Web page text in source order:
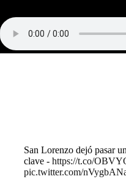
San Lorenzo dejó pasar
clave - https://t.co/
pic.twitter.com/